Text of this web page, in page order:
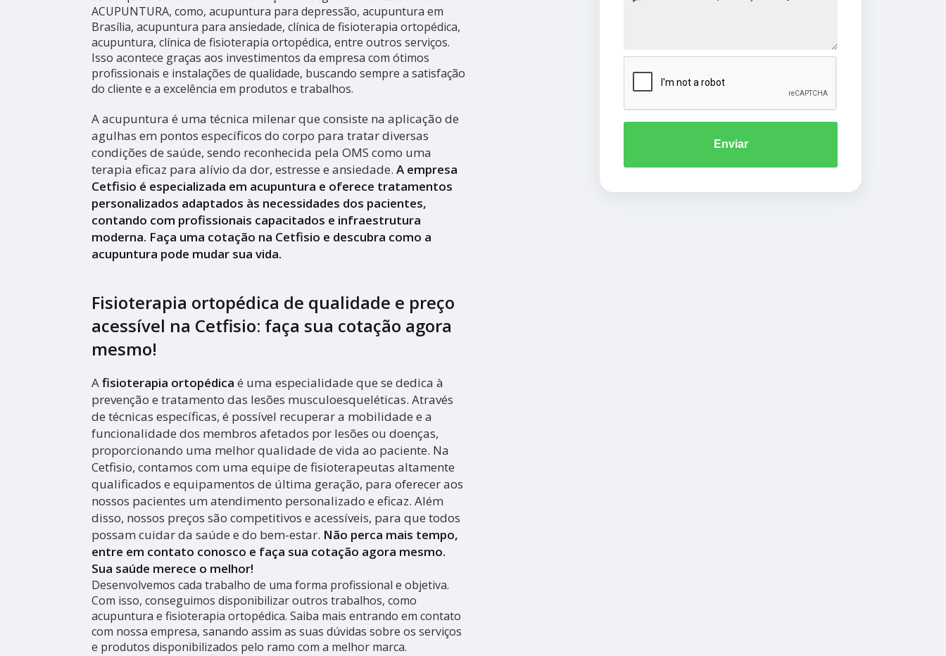
ACUPUNTURA, como, acupuntura para depressão, acupuntura em
Brasília, acupuntura para ansiedade, clínica de fisioterapia ortopédica,
acupuntura, clínica de fisioterapia ortopédica, entre outros serviços.
Isso acontece graças aos investimentos da empresa com ótimos
profissionais e instalações de qualidade, buscando sempre a satisfação
do cliente e a excelência em produtos e trabalhos.
A acupuntura é uma técnica milenar que consiste na aplicação de
agulhas em pontos específicos do corpo para tratar diversas
condições de saúde, sendo reconhecida pela OMS como uma
terapia eficaz para alívio da dor, estresse e ansiedade. A empresa
Cetfisio é especializada em acupuntura e oferece tratamentos
personalizados adaptados às necessidades dos pacientes,
contando com profissionais capacitados e infraestrutura
moderna. Faça uma cotação na Cetfisio e descubra como a
acupuntura pode mudar sua vida.
Fisioterapia ortopédica de qualidade e preço
acessível na Cetfisio: faça sua cotação agora
mesmo!
Afisioterapia ortopédica é uma especialidade que se dedica à
prevenção e tratamento das lesões musculoesqueléticas. Através
de técnicas específicas, é possível recuperar a mobilidade e a
funcionalidade dos membros afetados por lesões ou doenças,
proporcionando uma melhor qualidade de vida ao paciente. Na
Cetfisio, contamos com uma equipe de fisioterapeutas altamente
qualificados e equipamentos de última geração, para oferecer aos
nossos pacientes um atendimento personalizado e eficaz. Além
disso, nossos preços são competitivos e acessíveis, para que todos
possam cuidar da saúde e do bem-estar. Não perca mais tempo,
entre em contato conosco e faça sua cotação agora mesmo.
Sua saúde merece o melhor!
Desenvolvemos cada trabalho de uma forma profissional e objetiva.
Com isso, conseguimos disponibilizar outros trabalhos, como
acupuntura e fisioterapia ortopédica. Saiba mais entrando em contato
com nossa empresa, sanando assim as suas dúvidas sobre os serviços
e produtos disponibilizados pelo ramo com a melhor marca.
Enviar